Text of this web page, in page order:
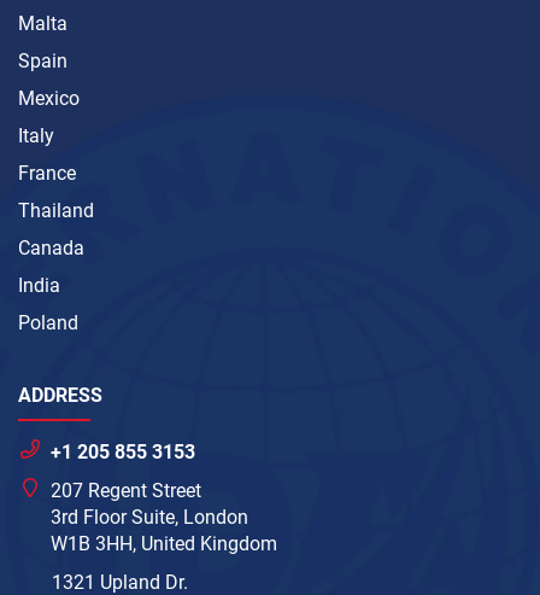
Malta
Spain
Mexico
Italy
France
Thailand
Canada
India
Poland
ADDRESS
+1 205 855 3153
207 Regent Street
3rd Floor Suite, London
W1B 3HH, United Kingdom
1321 Upland Dr.